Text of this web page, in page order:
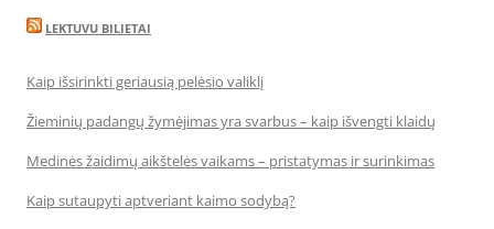
LEKTUVU BILIETAI
Kaip išsirinkti geriausią pelėsio valiklį
Žieminių padangų žymėjimas yra svarbus – kaip išvengti klaidų
Medinės žaidimų aikštelės vaikams – pristatymas ir surinkimas
Kaip sutaupyti aptveriant kaimo sodybą?